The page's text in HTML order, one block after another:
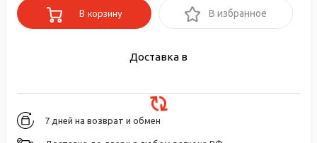
В корзину В избранное
Доставка в
7 дней на возврат и обмен